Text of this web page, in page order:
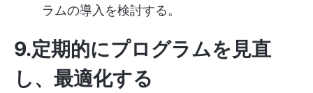
ラムの導入を検討する。
9.定期的にプログラムを見直
し、最適化する